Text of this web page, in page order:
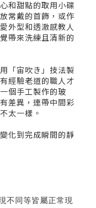
和甜點​的取用​小碟
常戴的首飾，或作
外型和​透澈感​​教人
帶來洗練且清新的
「宙吹き」技法製
經驗老道的職人才​
個手工製作的玻
差異，連帶​中間彩
太一樣。
化到完成瞬間的靜
不同等皆屬正常現